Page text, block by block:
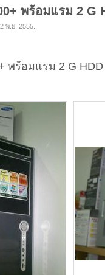
พร้อมแรม 2 G
พ.ย. 2555.
พร้อมแรม 2 G